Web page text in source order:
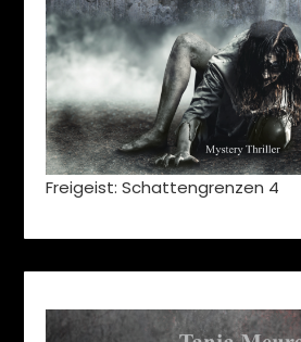
Freigeist: Schattengrenzen 4